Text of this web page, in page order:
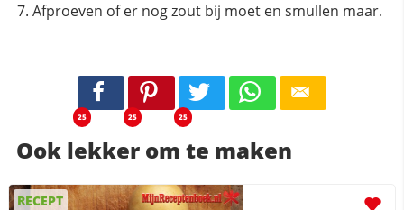
Afproeven of er nog zout bij moet en smullen maar.
25 25 25
Ook lekker om te maken
RECEPT